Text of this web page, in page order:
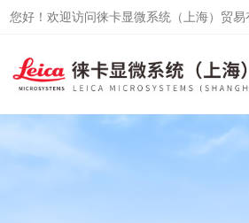
您好！欢迎访问徕卡显微系统（上海）贸易